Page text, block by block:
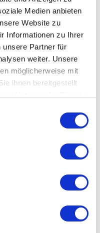
Medien anbieten
Website zu
Informationen zu Ihrer
unsere Partner für
weiter. Unsere
möglicherweise mit
ihnen bereitgestellt
Ab 19,90 €